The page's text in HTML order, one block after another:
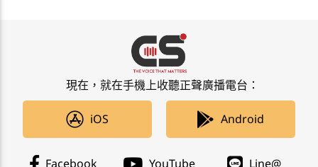
現在，就在手機上收聽正聲廣播電台：
iOS Android
Facebook YouTube Line@